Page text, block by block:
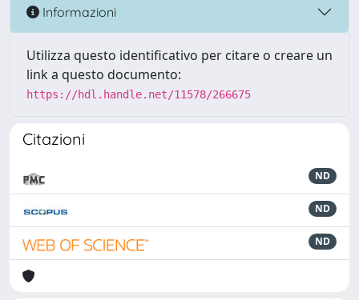
Informazioni
Utilizza questo identificativo per citare o creare un
link a questo documento:
https://hdl.handle.net/11578/266675
Citazioni
ND
ND
ND